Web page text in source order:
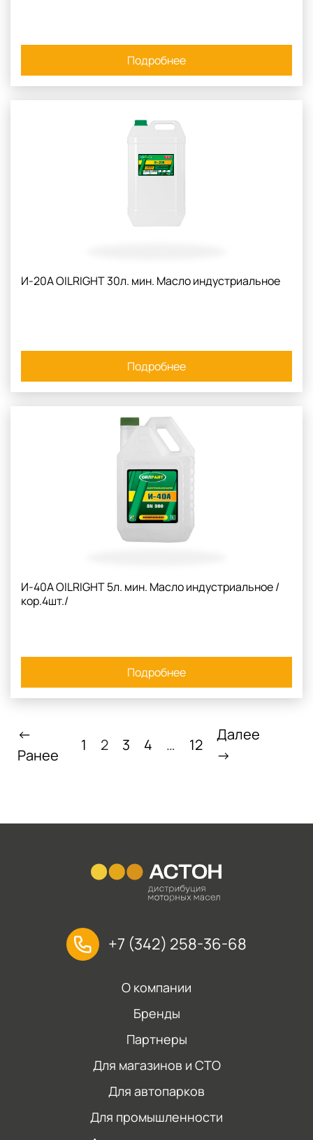
Подробнее
И-20А OILRIGHT 30л. мин. Масло индустриальное
Подробнее
И-40А OILRIGHT 5л. мин. Масло индустриальное /
кор.4шт./
Подробнее
←
Ранее
1 2 3 4 … 12
Далее
→
+7 (342) 258-36-68
О компании
Бренды
Партнеры
Для магазинов и СТО
Для автопарков
Для промышленности